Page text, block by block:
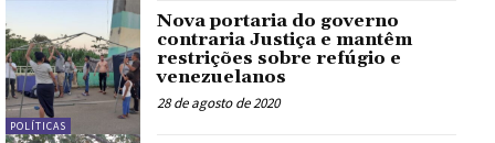
POLÍTICAS
Nova portaria do governo
contraria Justiça e mantêm
restrições sobre refúgio e
venezuelanos
28 de agosto de 2020